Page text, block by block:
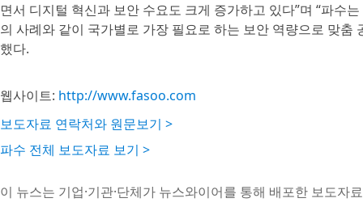
면서 디지털 혁신과 보안 수요도 크게 증가하고 있다”며 “파수
의 사례와 같이 국가별로 가장 필요로 하는 보안 역량으로 맞춤
했다.
웹사이트: http://www.fasoo.com
보도자료 연락처와 원문보기 >
파수 전체 보도자료 보기 >
이 뉴스는 기업·기관·단체가 뉴스와이어를 통해 배포한 보도자